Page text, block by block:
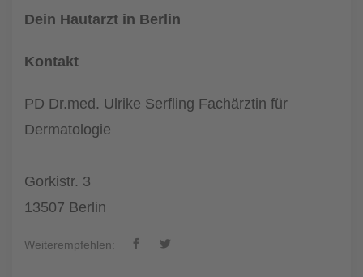
Dein Hautarzt in Berlin
Kontakt
PD Dr.med. Ulrike Serfling Fachärztin für
Dermatologie
Gorkistr. 3
13507 Berlin
Weiterempfehlen: